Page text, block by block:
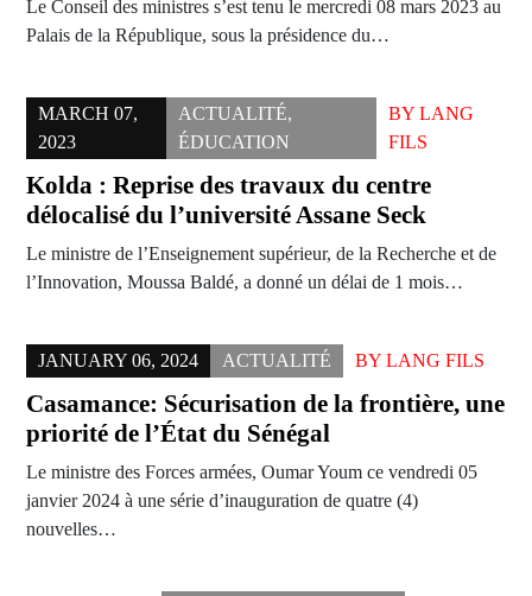
Le Conseil des ministres s’est tenu le mercredi 08 mars 2023 au
Palais de la République, sous la présidence du…
MARCH 07,
2023
ACTUALITÉ,
ÉDUCATION
BYLANG
FILS
Kolda : Reprise des travaux du centre
délocalisé du l’université Assane Seck
Le ministre de l’Enseignement supérieur, de la Recherche et de
l’Innovation, Moussa Baldé, a donné un délai de 1 mois…
JANUARY 06, 2024 ACTUALITÉ BY LANG FILS
Casamance: Sécurisation de la frontière, une
priorité de l’État du Sénégal
Le ministre des Forces armées, Oumar Youm ce vendredi 05
janvier 2024 à une série d’inauguration de quatre (4)
nouvelles…